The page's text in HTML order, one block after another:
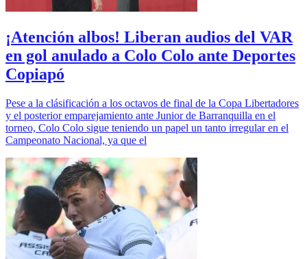
¡Atención albos! Liberan audios del VAR
en gol anulado a Colo Colo ante Deportes
Copiapó
Pese a la clásificación a los octavos de final de la Copa Libertadores
y el posterior emparejamiento ante Junior de Barranquilla en el
torneo, Colo Colo sigue teniendo un papel un tanto irregular en el
Campeonato Nacional, ya que el